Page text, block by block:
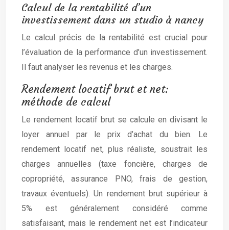
Calcul de la rentabilité d’un
investissement dans un studio à nancy
Le calcul précis de la rentabilité est crucial pour
l’évaluation de la performance d’un investissement.
Il faut analyser les revenus et les charges.
Rendement locatif brut et net:
méthode de calcul
Le rendement locatif brut se calcule en divisant le
loyer annuel par le prix d’achat du bien. Le
rendement locatif net, plus réaliste, soustrait les
charges annuelles (taxe foncière, charges de
copropriété, assurance PNO, frais de gestion,
travaux éventuels). Un rendement brut supérieur à
5% est généralement considéré comme
satisfaisant, mais le rendement net est l’indicateur